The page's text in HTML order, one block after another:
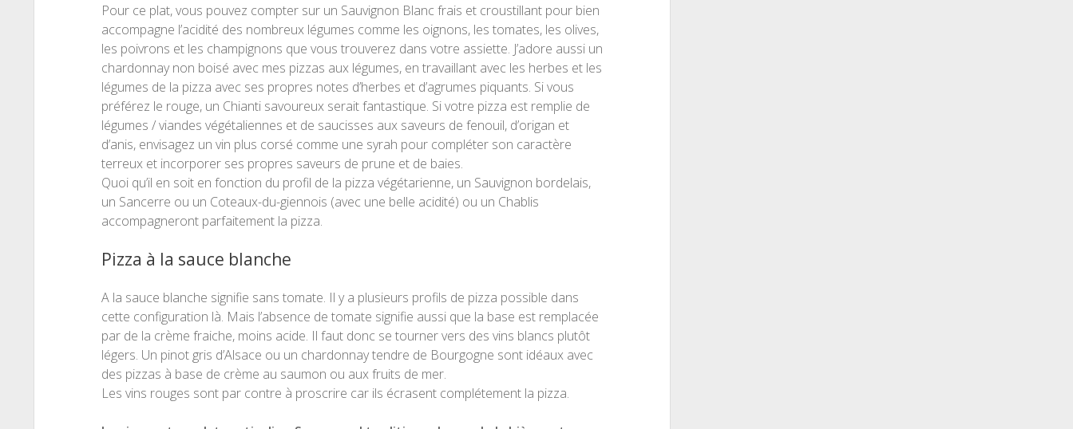
Pour ce plat, vous pouvez compter sur un Sauvignon Blanc frais et croustillant pour bien
accompagne l’acidité des nombreux légumes comme les oignons, les tomates, les olives,
les poivrons et les champignons que vous trouverez dans votre assiette. J’adore aussi un
chardonnay non boisé avec mes pizzas aux légumes, en travaillant avec les herbes et les
légumes de la pizza avec ses propres notes d’herbes et d’agrumes piquants. Si vous
préférez le rouge, un Chianti savoureux serait fantastique. Si votre pizza est remplie de
légumes / viandes végétaliennes et de saucisses aux saveurs de fenouil, d’origan et
d’anis, envisagez un vin plus corsé comme une syrah pour compléter son caractère
terreux et incorporer ses propres saveurs de prune et de baies.
Quoi qu’il en soit en fonction du profil de la pizza végétarienne, un Sauvignon bordelais,
un Sancerre ou un Coteaux-du-giennois (avec une belle acidité) ou un Chablis
accompagneront parfaitement la pizza.
Pizza à la sauce blanche
A la sauce blanche signifie sans tomate. Il y a plusieurs profils de pizza possible dans
cette configuration là. Mais l’absence de tomate signifie aussi que la base est remplacée
par de la crème fraiche, moins acide. Il faut donc se tourner vers des vins blancs plutôt
légers. Un pinot gris d’Alsace ou un chardonnay tendre de Bourgogne sont idéaux avec
des pizzas à base de crème au saumon ou aux fruits de mer.
Les vins rouges sont par contre à proscrire car ils écrasent complétement la pizza.